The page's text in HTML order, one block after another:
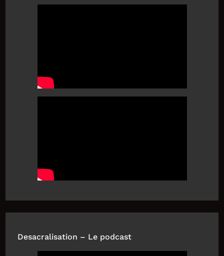
Desacralisation – Le podcast